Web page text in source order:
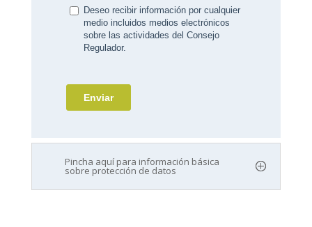
Pincha aquí para información básica
sobre protección de datos